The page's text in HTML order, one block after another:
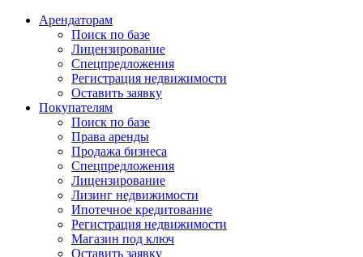
Арендаторам
Поиск по базе
Лицензирование
Спецпредложения
Регистрация недвижимости
Оставить заявку
Покупателям
Поиск по базе
Права аренды
Продажа бизнеса
Спецпредложения
Лицензирование
Лизинг недвижимости
Ипотечное кредитование
Регистрация недвижимости
Магазин под ключ
Оставить заявку